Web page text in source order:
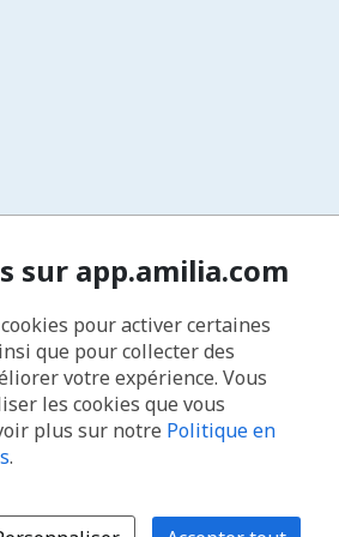
sur app.amilia.com
pour activer certaines
que pour collecter des
votre expérience. Vous
les cookies que vous
plus sur notre Politique en
.